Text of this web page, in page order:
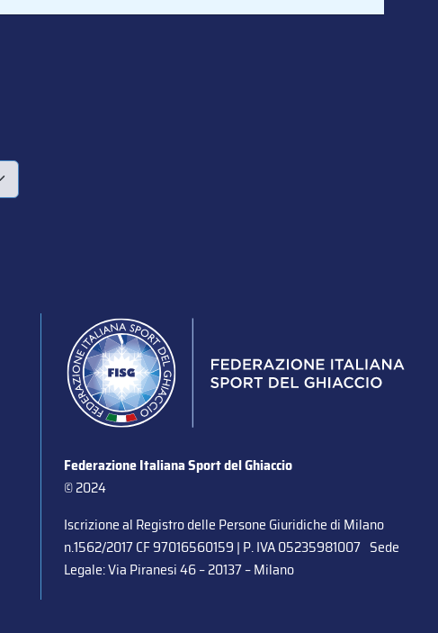
Federazione Italiana Sport del Ghiaccio
© 2024
Iscrizione al Registro delle Persone Giuridiche di Milano
n.1562/2017 CF 97016560159 | P. IVA 05235981007 Sede
Legale: Via Piranesi 46 – 20137 – Milano